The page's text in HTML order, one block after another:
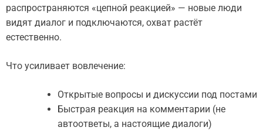
распространяются «цепной реакцией» — новые люди
видят диалог и подключаются, охват растёт
естественно.
Что усиливает вовлечение:
Открытые вопросы и дискуссии под постами
Быстрая реакция на комментарии (не
автоответы, а настоящие диалоги)